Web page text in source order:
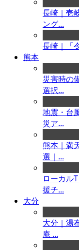
長崎｜壱
ング...
長崎｜「
熊本
災害時の
選択...
地震・台
災ア...
熊本｜満
選｜...
ローカル
援チ...
大分
大分｜湯
庵 ...